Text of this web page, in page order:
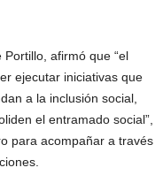
afirmó que “el
ejecutar iniciativas que
a la inclusión social,
el entramado social”,
para acompañar a través